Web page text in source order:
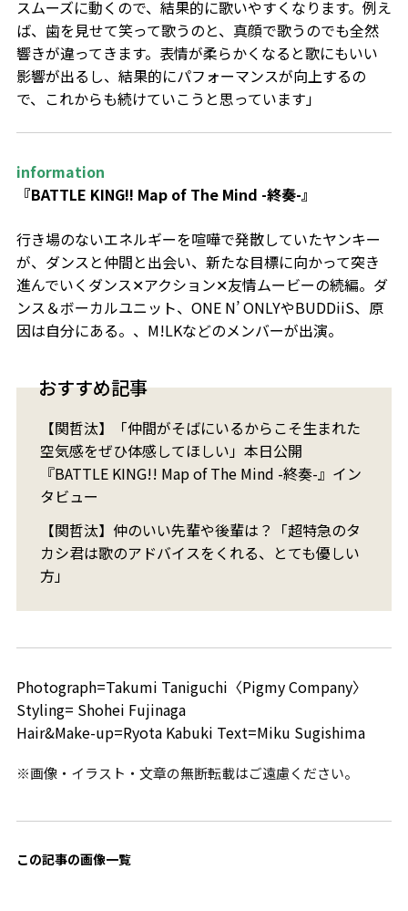
スムーズに動くので、結果的に歌いやすくなります。例え
ば、歯を見せて笑って歌うのと、真顔で歌うのでも全然
響きが違ってきます。表情が柔らかくなると歌にもいい
影響が出るし、結果的にパフォーマンスが向上するの
で、これからも続けていこうと思っています」
information
『BATTLE KING!! Map of The Mind -終奏-』
⾏き場のないエネルギーを喧嘩で発散していたヤンキー
が、ダンスと仲間と出会い、新たな⽬標に向かって突き
進んでいくダンス✕アクション✕友情ムービーの続編。ダ
ンス＆ボーカルユニット、ONE N’ ONLYやBUDDiiS、原
因は自分にある。、M!LKなどのメンバーが出演。
おすすめ記事
【関哲汰】「仲間がそばにいるからこそ生まれた
空気感をぜひ体感してほしい」本日公開
『BATTLE KING!! Map of The Mind -終奏-』イン
タビュー
【関哲汰】仲のいい先輩や後輩は？「超特急のタ
カシ君は歌のアドバイスをくれる、とても優しい
方」
Photograph=Takumi Taniguchi〈Pigmy Company〉
Styling= Shohei Fujinaga
Hair&Make-up=Ryota Kabuki Text=Miku Sugishima
※画像・イラスト・文章の無断転載はご遠慮ください。
この記事の画像一覧